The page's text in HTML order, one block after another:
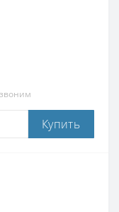
Купить